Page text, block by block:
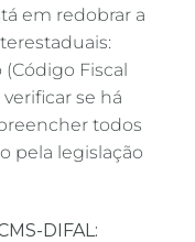
em redobrar a
Fiscal
se há
todos
pela legislação
DIFAL: